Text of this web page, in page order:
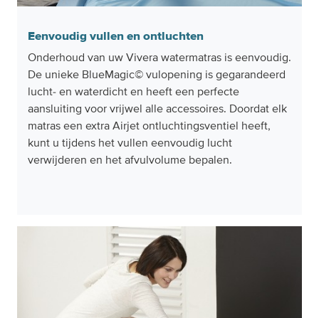
Eenvoudig vullen en ontluchten
Onderhoud van uw Vivera watermatras is eenvoudig.
De unieke BlueMagic© vulopening is gegarandeerd
lucht- en waterdicht en heeft een perfecte
aansluiting voor vrijwel alle accessoires. Doordat elk
matras een extra Airjet ontluchtingsventiel heeft,
kunt u tijdens het vullen eenvoudig lucht
verwijderen en het afvulvolume bepalen.